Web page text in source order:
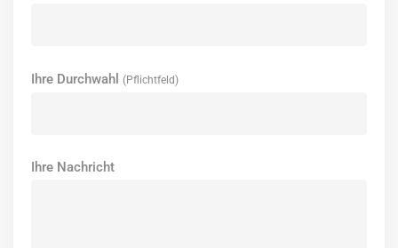
Ihre Durchwahl (Pflichtfeld)
Ihre Nachricht